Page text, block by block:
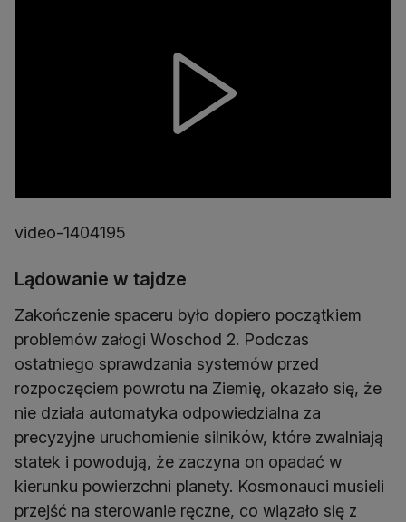
video-1404195
Lądowanie w tajdze
Zakończenie spaceru było dopiero początkiem
problemów załogi Woschod 2. Podczas
ostatniego sprawdzania systemów przed
rozpoczęciem powrotu na Ziemię, okazało się, że
nie działa automatyka odpowiedzialna za
precyzyjne uruchomienie silników, które zwalniają
statek i powodują, że zaczyna on opadać w
kierunku powierzchni planety. Kosmonauci musieli
przejść na sterowanie ręczne, co wiązało się z